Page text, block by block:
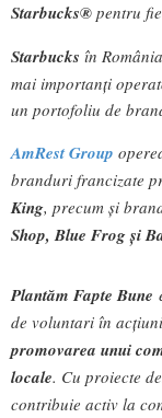
Starbucks® pentru
Starbucks în
mai importanți
un portofoliu de
AmRest Group
branduri francizate
King, precum și
Shop, Blue Frog și
Plantăm Fapte Bune
de voluntari în
promovarea unui
locale. Cu proiecte
contribuie activ la